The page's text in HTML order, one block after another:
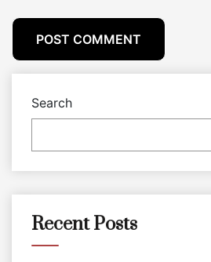
Search
Recent Posts